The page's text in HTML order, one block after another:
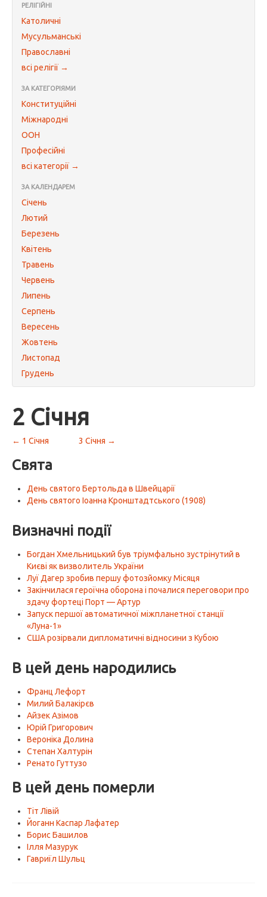
РЕЛІГІЙНІ
Католичні
Мусульманські
Православні
всі релігії →
ЗА КАТЕГОРІЯМИ
Конституційні
Міжнародні
ООН
Професійні
всі категорії →
ЗА КАЛЕНДАРЕМ
Січень
Лютий
Березень
Квітень
Травень
Червень
Липень
Серпень
Вересень
Жовтень
Листопад
Грудень
2 Січня
← 1 Січня 3 Січня →
Свята
День святого Бертольда в Швейцарії
День святого Іоанна Кронштадтського (1908)
Визначні події
Богдан Хмельницький був тріумфально зустрінутий в
Києві як визволитель України
Луї Дагер зробив першу фотозйомку Місяця
Закінчилася героїчна оборона і почалися переговори про
здачу фортеці Порт — Артур
Запуск першої автоматичної міжпланетної станції
«Луна-1»
США розірвали дипломатичні відносини з Кубою
В цей день народились
Франц Лефорт
Милий Балакірєв
Айзек Азімов
Юрій Григорович
Вероніка Долина
Степан Халтурін
Ренато Гуттузо
В цей день померли
Тіт Лівій
Йоганн Каспар Лафатер
Борис Башилов
Ілля Мазурук
Гавриїл Шульц